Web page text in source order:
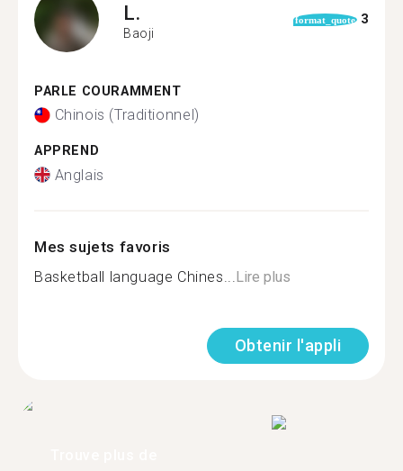
L.
Baoji
format_quote 3
PARLE COURAMMENT
Chinois (Traditionnel)
APPREND
Anglais
Mes sujets favoris
Basketball language Chines... Lire plus
Obtenir l'appli